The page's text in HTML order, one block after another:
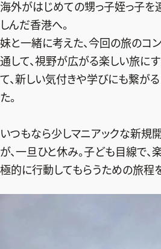
エクラプレミ
売れ筋ランキング
エクラ掲載品
エクラ限定アイテム
イーバイエクラ
ファッション、ライ
海外がはじめての甥っ子姪っ子を
しんだ香港へ。
妹と一緒に考えた、今回の旅のコ
通して、視野が広がる楽しい旅に
て、新しい気付きや学びにも繋が
た。
いつもなら少しマニアックな新規
が、一旦ひと休み。子ども目線で
極的に行動してもらうための旅程